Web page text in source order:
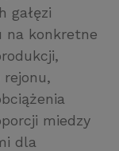
gałęzi
na konkretne
rejonu,
miedzy
dla